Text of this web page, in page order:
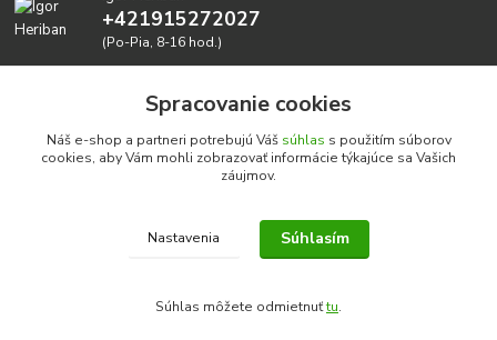
+421915272027
(Po-Pia, 8-16 hod.)
Realizujeme prírodné akvária: AkvaShop s.r.o. • IBAN:
SK3911000000002947087849
Spracovanie cookies
Náš e-shop a partneri potrebujú Váš súhlas s použitím súborov
cookies, aby Vám mohli zobrazovať informácie týkajúce sa Vašich
záujmov.
Nastavenia Súhlasím
Súhlas môžete odmietnuťtu.